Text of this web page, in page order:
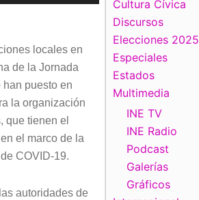
flecha
arriba/abajo
para
aumentar
o
disminuir
el
locales en
de la Jornada
puesto en
la organización
que tienen el
el marco de la
COVID-19.
autoridades de
Cultura Cívica
Discursos
Elecciones 2025
Especiales
Estados
Multimedia
INE TV
INE Radio
Podcast
Galerías
Gráficos